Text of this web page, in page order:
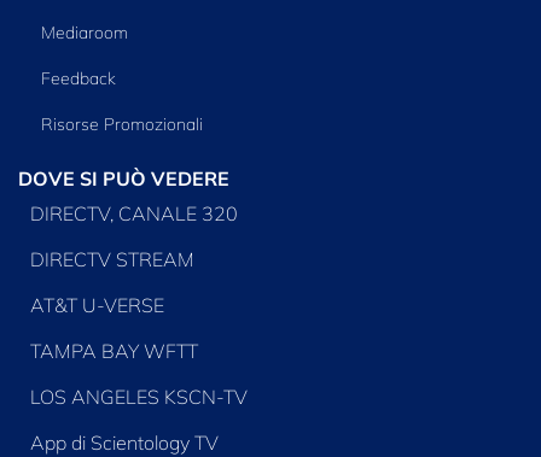
Mediaroom
Feedback
Risorse Promozionali
DOVE SI PUÒ VEDERE
DIRECTV, CANALE 320
DIRECTV STREAM
AT&T U-VERSE
TAMPA BAY WFTT
LOS ANGELES KSCN-TV
App di Scientology TV